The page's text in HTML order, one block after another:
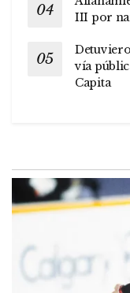
III por
vía
Capita